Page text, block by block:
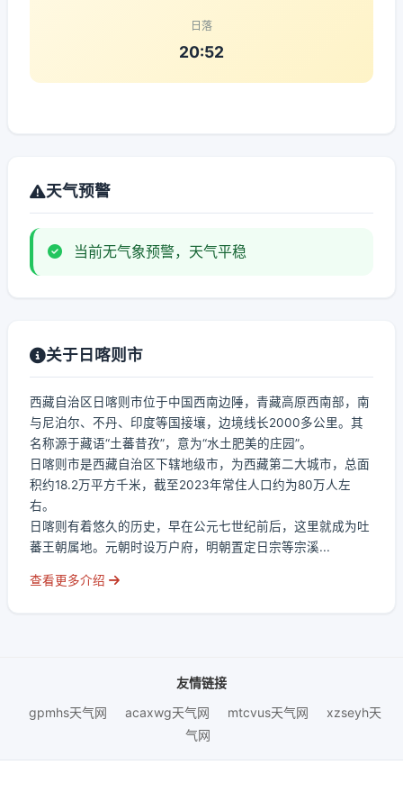
日落
20:52
天气预警
当前无气象预警，天气平稳
关于日喀则市
西藏自治区日喀则市位于中国西南边陲，青藏高原西南部，南
与尼泊尔、不丹、印度等国接壤，边境线长2000多公里。其
名称源于藏语“土蕃昔孜”，意为“水土肥美的庄园”。
日喀则市是西藏自治区下辖地级市，为西藏第二大城市，总面
积约18.2万平方千米，截至2023年常住人口约为80万人左
右。
日喀则有着悠久的历史，早在公元七世纪前后，这里就成为吐
蕃王朝属地。元朝时设万户府，明朝置定日宗等宗溪...
查看更多介绍
友情链接
gpmhs天气网
acaxwg天气网 mtcvus天气网
xzseyh天
气网